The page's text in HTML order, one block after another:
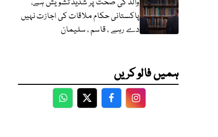
والد کی صحت پر شدید تشویش ہے،
پاکستانی حکام ملاقات کی اجازت نہیں
دے رہے ، قاسم ، سلیمان
ہمیں فالو کریں
WhatsApp
TwitterFacebookFacebook